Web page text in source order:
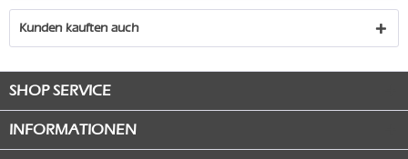
Kunden kauften auch
SHOP SERVICE
INFORMATIONEN